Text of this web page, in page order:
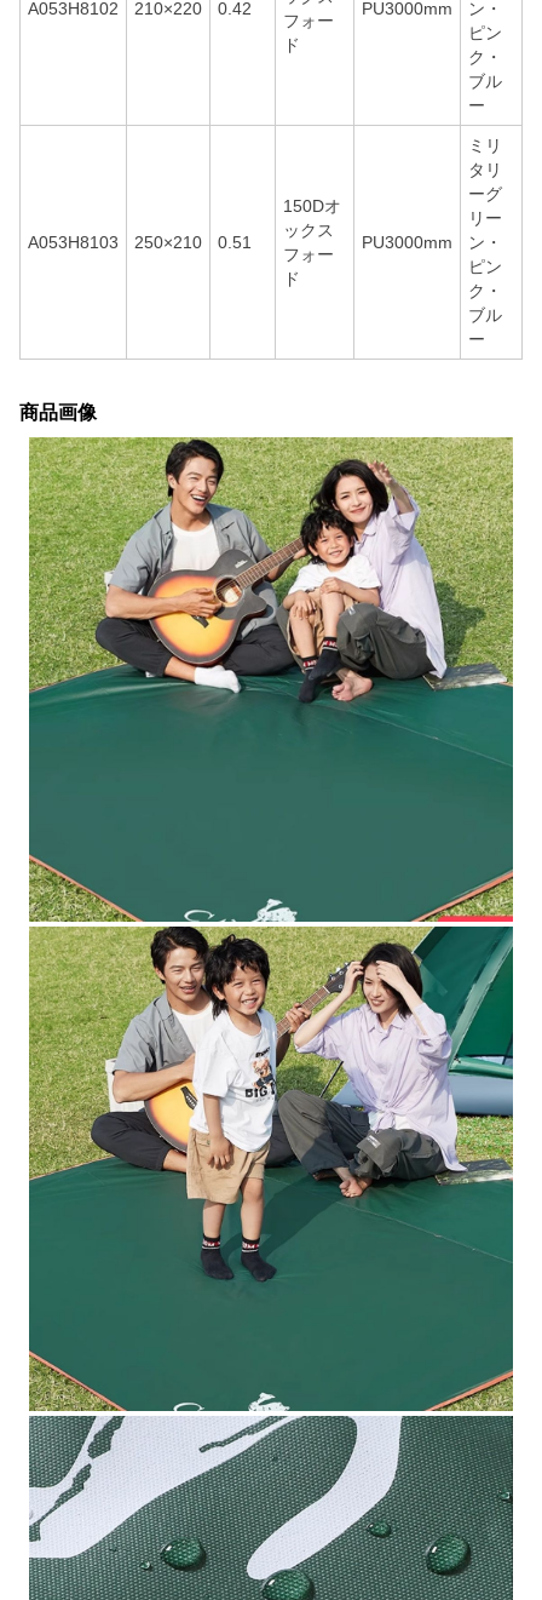
A053H8102 210×220 0.42
フォー
ド
PU3000mm
ン・
ピン
ク・
ブル
ー
A053H8103 250×210 0.51
150Dオ
ックス
フォー
ド
PU3000mm
ミリ
タリ
ーグ
リー
ン・
ピン
ク・
ブル
ー
商品画像